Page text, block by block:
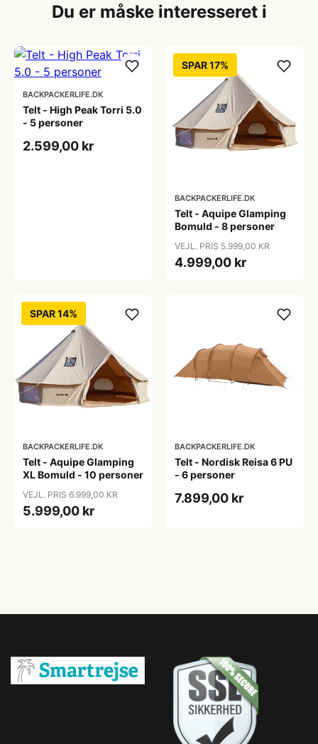
Du er måske interesseret i
BACKPACKERLIFE.DK
Telt - High Peak Torri 5.0
- 5 personer
2.599,00 kr
SPAR 17%
BACKPACKERLIFE.DK
Telt - Aquipe Glamping
Bomuld - 8 personer
VEJL. PRIS 5.999,00 KR
4.999,00 kr
SPAR 14%
BACKPACKERLIFE.DK
Telt - Aquipe Glamping
XL Bomuld - 10 personer
VEJL. PRIS 6.999,00 KR
5.999,00 kr
BACKPACKERLIFE.DK
Telt - Nordisk Reisa 6 PU
- 6 personer
7.899,00 kr